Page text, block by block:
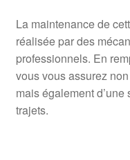
La maintenance de
réalisée par des
professionnels. En
vous vous assurez
mais également
trajets.